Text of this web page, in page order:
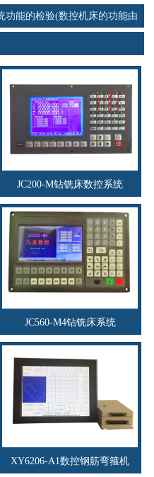
功能的检验(数控机床的功能由
JC200-M钻铣床数控系统
JC560-M4钻铣床系统
XY6206-A1数控钢筋弯箍机